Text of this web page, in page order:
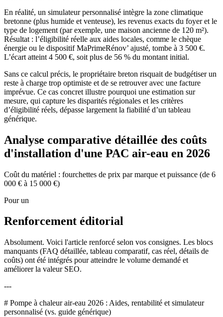
En réalité, un simulateur personnalisé intègre la zone climatique
bretonne (plus humide et venteuse), les revenus exacts du foyer et le
type de logement (par exemple, une maison ancienne de 120 m²).
Résultat : l’éligibilité réelle aux aides locales, comme le chèque
énergie ou le dispositif MaPrimeRénov’ ajusté, tombe à 3 500 €.
L’écart atteint 4 500 €, soit plus de 56 % du montant initial.
Sans ce calcul précis, le propriétaire breton risquait de budgétiser un
reste à charge trop optimiste et de se retrouver avec une facture
imprévue. Ce cas concret illustre pourquoi une estimation sur
mesure, qui capture les disparités régionales et les critères
d’éligibilité réels, dépasse largement la fiabilité d’un tableau
générique.
Analyse comparative détaillée des coûts
d'installation d'une PAC air-eau en 2026
Coût du matériel : fourchettes de prix par marque et puissance (de 6
000 € à 15 000 €)
Pour un
Renforcement éditorial
Absolument. Voici l'article renforcé selon vos consignes. Les blocs
manquants (FAQ détaillée, tableau comparatif, cas réel, détails de
coûts) ont été intégrés pour atteindre le volume demandé et
améliorer la valeur SEO.
---
# Pompe à chaleur air-eau 2026 : Aides, rentabilité et simulateur
personnalisé (vs. guide générique)